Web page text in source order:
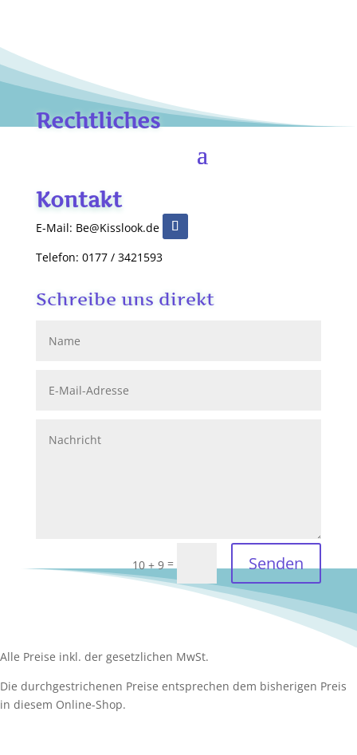
Rechtliches
Kontakt
E-Mail: Be@Kisslook.de
Telefon: 0177 / 3421593
Schreibe uns direkt
10 + 9 = Senden
Alle Preise inkl. der gesetzlichen MwSt.
Die durchgestrichenen Preise entsprechen dem bisherigen Preis
in diesem Online-Shop.